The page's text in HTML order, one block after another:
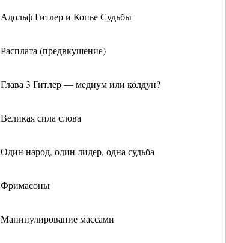
Адольф Гитлер и Копье Судьбы
Расплата (предвкушение)
Глава 3 Гитлер — медиум или колдун?
Великая сила слова
Один народ, один лидер, одна судьба
Фримасоны
Манипулирование массами